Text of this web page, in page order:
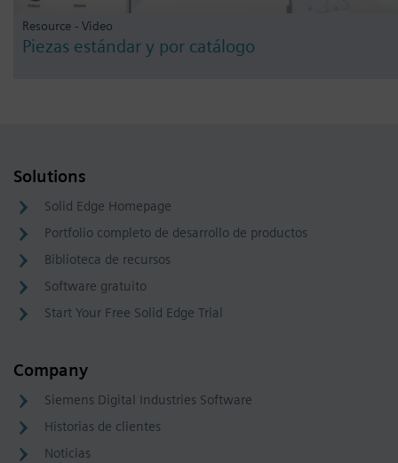
Resource - Video
Piezas estándar y por catálogo
Solutions
Solid Edge Homepage
Portfolio completo de desarrollo de productos
Biblioteca de recursos
Software gratuito
Start Your Free Solid Edge Trial
Company
Siemens Digital Industries Software
Historias de clientes
Noticias